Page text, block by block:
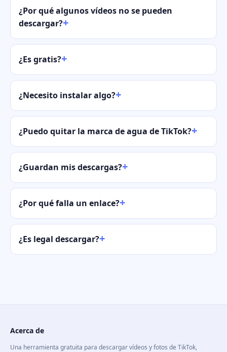
¿Por qué algunos vídeos no se pueden
descargar?
¿Es gratis?
¿Necesito instalar algo?
¿Puedo quitar la marca de agua de TikTok?
¿Guardan mis descargas?
¿Por qué falla un enlace?
¿Es legal descargar?
Acerca de
Una herramienta gratuita para descargar vídeos y fotos de TikTok,